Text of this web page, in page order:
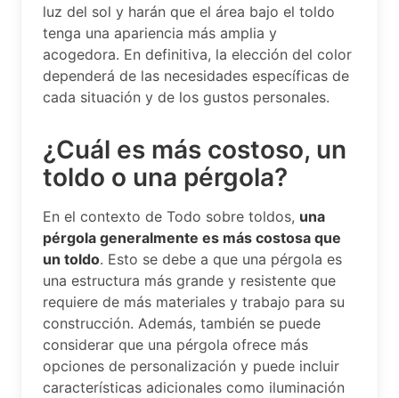
luz del sol y harán que el área bajo el toldo
tenga una apariencia más amplia y
acogedora. En definitiva, la elección del color
dependerá de las necesidades específicas de
cada situación y de los gustos personales.
¿Cuál es más costoso, un
toldo o una pérgola?
En el contexto de Todo sobre toldos, una
pérgola generalmente es más costosa que
un toldo. Esto se debe a que una pérgola es
una estructura más grande y resistente que
requiere de más materiales y trabajo para su
construcción. Además, también se puede
considerar que una pérgola ofrece más
opciones de personalización y puede incluir
características adicionales como iluminación